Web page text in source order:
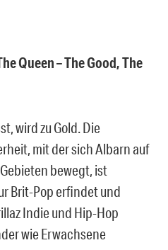
Queen – The Good, The
wird zu Gold. Die
mit der sich Albarn auf
bewegt, ist
Brit-Pop erfindet und
Indie und Hip-Hop
wie Erwachsene